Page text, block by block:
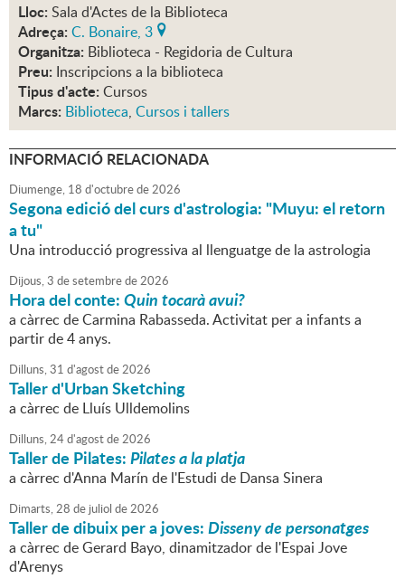
Lloc: Sala d'Actes de la Biblioteca
Adreça: C. Bonaire, 3
Organitza: Biblioteca - Regidoria de Cultura
Preu: Inscripcions a la biblioteca
Tipus d'acte: Cursos
Marcs: Biblioteca, Cursos i tallers
INFORMACIÓ RELACIONADA
Diumenge, 18 d'octubrede2026
Segona edició del curs d'astrologia: "Muyu: el retorn
a tu"
Una introducció progressiva al llenguatge de la astrologia
Dijous,3 desetembrede2026
Hora del conte:Quin tocarà avui?
a càrrec de Carmina Rabasseda. Activitat per a infants a
partir de 4 anys.
Dilluns,31 d'agostde2026
Taller d'Urban Sketching
a càrrec de Lluís Ulldemolins
Dilluns,24d'agostde2026
Taller de Pilates:Pilates a la platja
a càrrec d'Anna Marín de l'Estudi de Dansa Sinera
Dimarts,28 de juliol de2026
Taller de dibuix per a joves:Disseny de personatges
a càrrec de Gerard Bayo, dinamitzador de l'Espai Jove
d'Arenys